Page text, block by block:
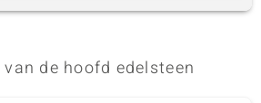
de hoofd edelsteen